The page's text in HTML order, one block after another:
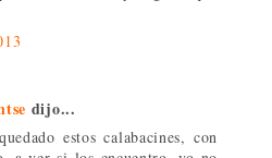
dijo...
estos calabacines, con